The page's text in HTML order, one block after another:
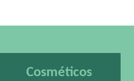
Cosméticos